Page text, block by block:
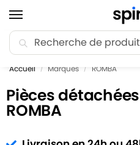
🚚 Livraison Point Relais
Accueil / Marques / ROMBA
Pièces
ROMBA